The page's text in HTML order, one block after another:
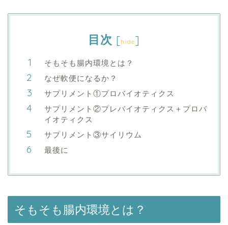
目次 [hide]
そもそも腸内環境とは？
なぜ軟便になるか？
サプリメント①プロバイオティクス
サプリメント②プレバイオティクス＋プロバ
イオティクス
サプリメント③サイリウム
最後に
そもそも腸内環境とは？